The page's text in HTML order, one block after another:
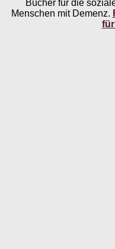
Bücher für die
Menschen mit Demenz.